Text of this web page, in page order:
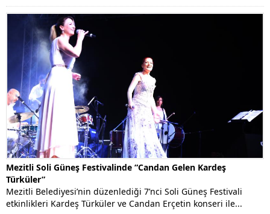
Mezitli Soli Güneş Festivalinde “Candan Gelen Kardeş
Türküler”
Mezitli Belediyesi’nin düzenlediği 7’nci Soli Güneş Festivali
etkinlikleri Kardeş Türküler ve Candan Erçetin konseri ile...